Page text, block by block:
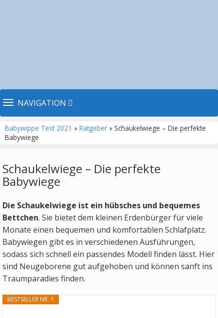
TOGGLE NAVIGATION
NAVIGATION
Babywippe Test 2021 » Ratgeber » Schaukelwiege – Die perfekte
Babywiege
Schaukelwiege – Die perfekte
Babywiege
Die Schaukelwiege ist ein hübsches und bequemes
Bettchen. Sie bietet dem kleinen Erdenbürger für viele
Monate einen bequemen und komfortablen Schlafplatz.
Babywiegen gibt es in verschiedenen Ausführungen,
sodass sich schnell ein passendes Modell finden lässt. Hier
sind Neugeborene gut aufgehoben und können sanft ins
Traumparadies finden.
BESTSELLER NR. 1